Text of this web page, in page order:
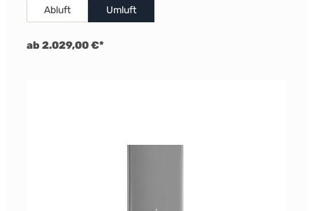
Abluft Umluft
ab 2.029,00 €*